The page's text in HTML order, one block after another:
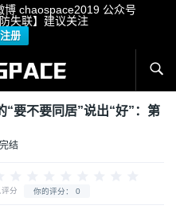
chaospace2019 公众号
失联】建议关注
册
“要不要同居”说出“好”：第
结